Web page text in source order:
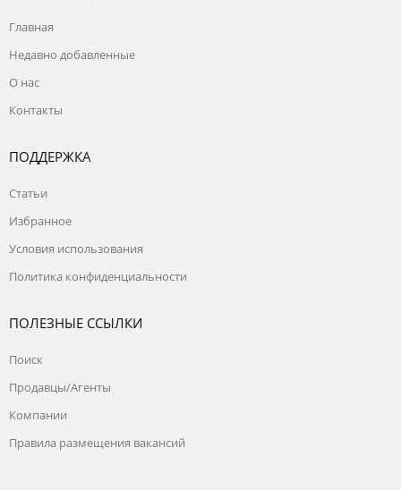
Главная
Недавно добавленные
О нас
Контакты
ПОДДЕРЖКА
Статьи
Избранное
Условия использования
Политика конфиденциальности
ПОЛЕЗНЫЕ ССЫЛКИ
Поиск
Продавцы/Агенты
Компании
Правила размещения вакансий